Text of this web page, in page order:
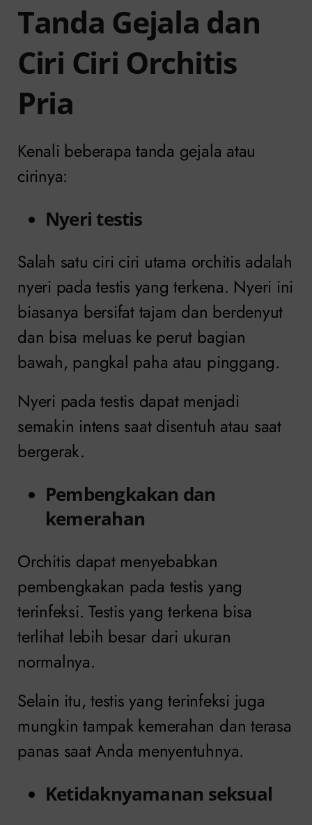
Tanda Gejala dan
Ciri Ciri Orchitis
Pria
Kenali beberapa tanda gejala atau
cirinya:
Nyeri testis
Salah satu ciri ciri utama orchitis adalah
nyeri pada testis yang terkena. Nyeri ini
biasanya bersifat tajam dan berdenyut
dan bisa meluas ke perut bagian
bawah, pangkal paha atau pinggang.
Nyeri pada testis dapat menjadi
semakin intens saat disentuh atau saat
bergerak.
Pembengkakan dan
kemerahan
Orchitis dapat menyebabkan
pembengkakan pada testis yang
terinfeksi. Testis yang terkena bisa
terlihat lebih besar dari ukuran
normalnya.
Selain itu, testis yang terinfeksi juga
mungkin tampak kemerahan dan terasa
panas saat Anda menyentuhnya.
Ketidaknyamanan seksual